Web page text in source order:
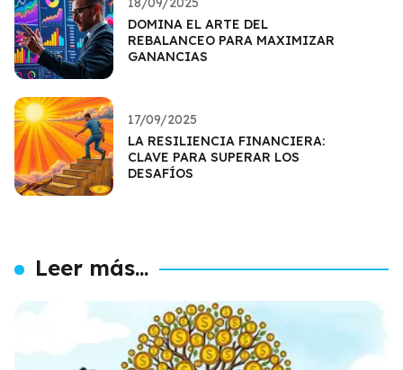
DOMINA EL ARTE DEL
REBALANCEO PARA MAXIMIZAR
GANANCIAS
17/09/2025
LA RESILIENCIA FINANCIERA:
CLAVE PARA SUPERAR LOS
DESAFÍOS
Leer más...